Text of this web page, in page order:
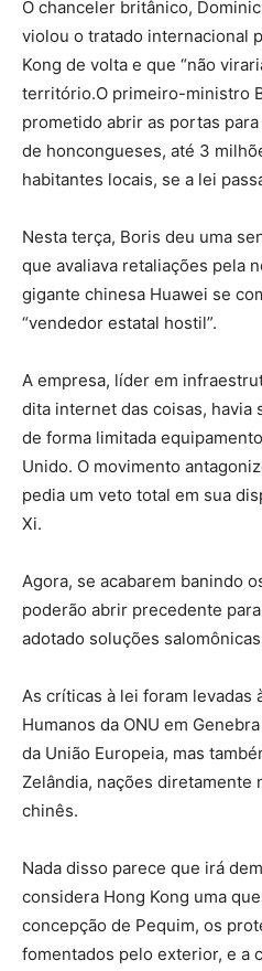
O chanceler britânico,
violou o tratado internacional
Kong de volta e que “não
território.O primeiro-ministro
prometido abrir as portas
de honcongueses, até 3
habitantes locais, se a lei
Nesta terça, Boris deu uma
que avaliava retaliações pela
gigante chinesa Huawei se
“vendedor estatal hostil”.
A empresa, líder em
dita internet das coisas, havia
de forma limitada
Unido. O movimento
pedia um veto total em sua
Xi.
Agora, se acabarem banindo
poderão abrir precedente
adotado soluções
As críticas à lei foram levadas
Humanos da ONU em
da União Europeia, mas
Zelândia, nações
chinês.
Nada disso parece que irá
considera Hong Kong uma
concepção de Pequim, os
fomentados pelo exterior, e a